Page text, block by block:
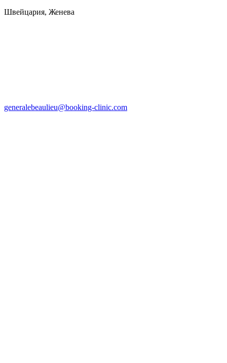
Швейцария, Женева
generalebeaulieu@booking-clinic.com